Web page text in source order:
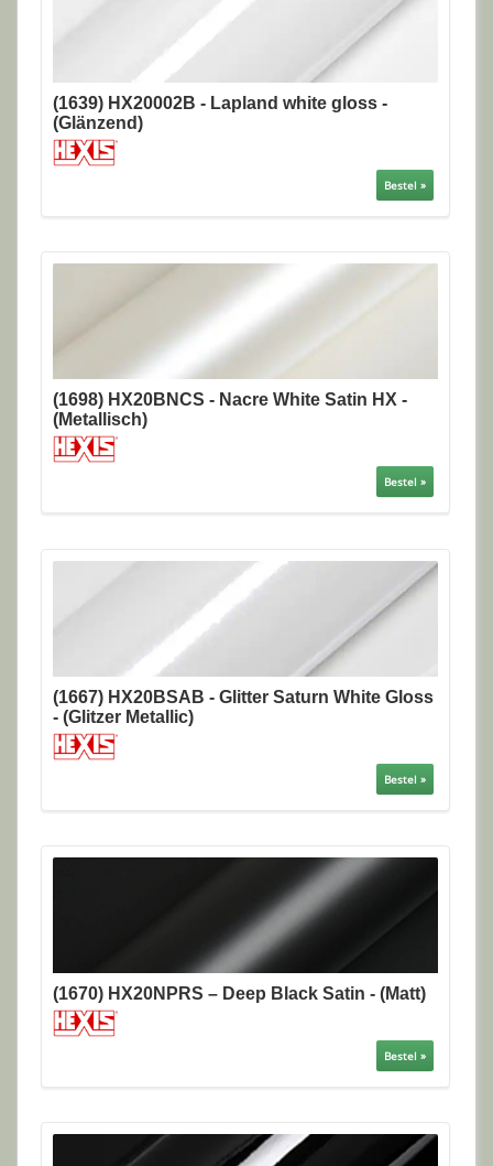
(1639) HX20002B - Lapland white gloss -
(Glänzend)
Bestel »
(1698) HX20BNCS - Nacre White Satin HX -
(Metallisch)
Bestel »
(1667) HX20BSAB - Glitter Saturn White Gloss
- (Glitzer Metallic)
Bestel »
(1670) HX20NPRS – Deep Black Satin - (Matt)
Bestel »